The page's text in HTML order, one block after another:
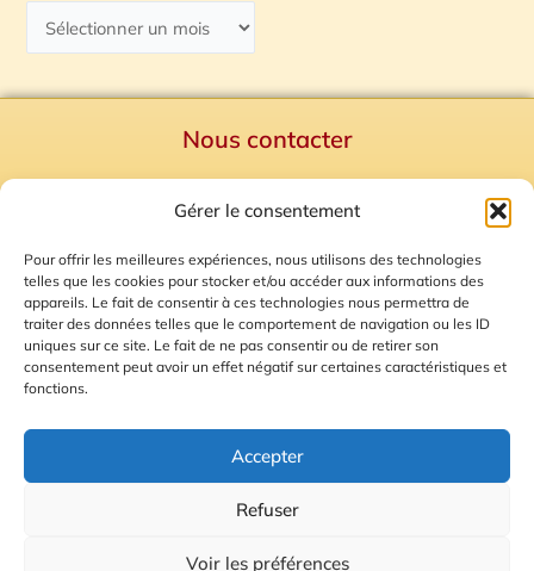
Gérer le consentement
Pour offrir les meilleures expériences, nous utilisons des technologies
telles que les cookies pour stocker et/ou accéder aux informations des
appareils. Le fait de consentir à ces technologies nous permettra de
traiter des données telles que le comportement de navigation ou les ID
uniques sur ce site. Le fait de ne pas consentir ou de retirer son
consentement peut avoir un effet négatif sur certaines caractéristiques et
fonctions.
Accepter
Refuser
Voir les préférences
Nous contacter
Mentions Légales
Plan du site
Gestion des Cookies
© 2026 Radio Calade